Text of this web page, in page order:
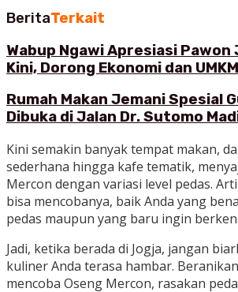
BeritaTerkait
Wabup Ngawi Apresiasi Pawon
Kini, Dorong Ekonomi dan
Rumah Makan Jemani Spesial
Dibuka di Jalan Dr. Sutomo
Kini semakin banyak tempat makan,
sederhana hingga kafe tematik,
Mercon dengan variasi level pedas.
bisa mencobanya, baik Anda yang
pedas maupun yang baru ingin
Jadi, ketika berada di Jogja, jangan
kuliner Anda terasa hambar.
mencoba Oseng Mercon, rasakan